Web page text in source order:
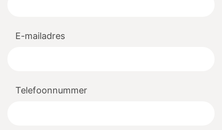
E-mailadres
Telefoonnummer